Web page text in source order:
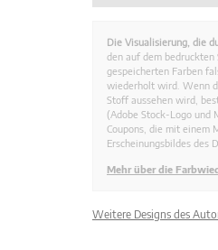
Die Visualisierung, die
den auf dem
gespeicherten Farben
wiederholt wird. Wenn
Stoff aussehen wird,
(Adobe Stock-Logo und
Coupons, die mit einem
Erscheinungsbildes des
Mehr über die
Weitere Designs des